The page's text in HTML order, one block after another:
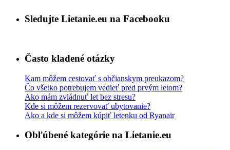
Sledujte Lietanie.eu na Facebooku
Často kladené otázky
Kam môžem cestovať s občianskym preukazom?
Čo všetko potrebujem vedieť pred prvým letom?
Ako mám zvládnuť let bez stresu?
Kde si môžem rezervovať ubytovanie?
Ako a kde si môžem kúpiť letenku od Ryanair
Obľúbené kategórie na Lietanie.eu